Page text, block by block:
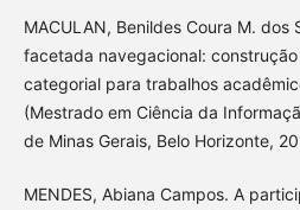
MACULAN, Benildes Coura M. dos
facetada navegacional:
categorial para trabalhos
(Mestrado em Ciência da
de Minas Gerais, Belo Horizonte,
MENDES, Abiana Campos. A